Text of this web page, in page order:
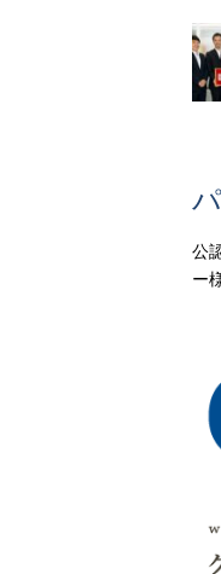
公
ー